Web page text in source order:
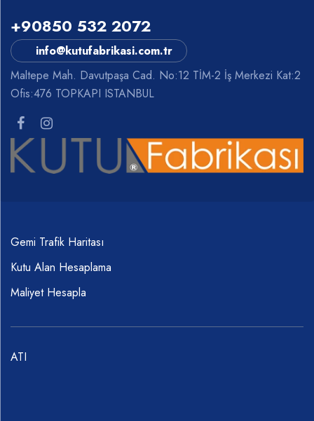
+90850 532 2072
info@kutufabrikasi.com.tr
Maltepe Mah. Davutpaşa Cad. No:12 TİM-2 İş Merkezi Kat:2
Ofis:476 TOPKAPI ISTANBUL
Gemi Trafik Haritası
Kutu Alan Hesaplama
Maliyet Hesapla
ATI